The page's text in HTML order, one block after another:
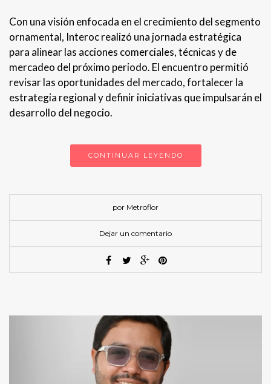
Con una visión enfocada en el crecimiento del segmento
ornamental, Interoc realizó una jornada estratégica
para alinear las acciones comerciales, técnicas y de
mercadeo del próximo periodo. El encuentro permitió
revisar las oportunidades del mercado, fortalecer la
estrategia regional y definir iniciativas que impulsarán el
desarrollo del negocio.
CONTINUAR LEYENDO
por Metroflor
Dejar un comentario